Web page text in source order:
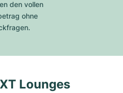
den vollen
ohne
Lounges